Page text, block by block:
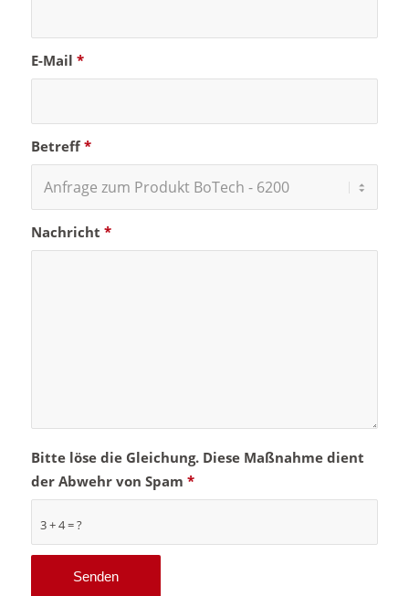
E-Mail *
Betreff*
Nachricht *
3 + 4 = ?
Bitte löse die Gleichung. Diese Maßnahme dient
der Abwehr von Spam *